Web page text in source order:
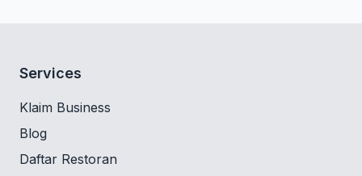
Services
Klaim Business
Blog
Daftar Restoran